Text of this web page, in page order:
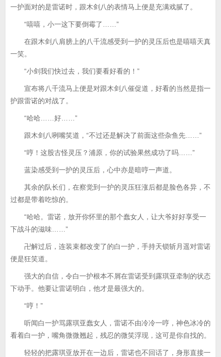
一护面对的是雷诺时，跟木剑八的表情马上便是充满戏腻了。
“嘻嘻，小一这下要倒霉了……”
在跟木剑八肩膀上的八千流感受到一护的灵压后也是嘻嘻天真
一笑。
“小剑我们快过去，我们要看好看的！”
宣布将八千流马上便是对跟木剑八催促道，好看的当然是指一
护跟雷诺的对战了。
“哈哈……好……”
跟木剑八咧嘴笑道，“不过还是解决了前面这些杂鱼先……”
“哼！这股古怪灵压？浦原，你的试验果然成功了吗……”
蓝染感受到一护的灵压后，心中亦是暗哼一声道。
其余的队长们，在察觉到一护的灵压狂涨后都是脸色各异，不
过都是带着吃惊的。
“哈哈。雷诺，放开你怀里的那个蠢女人，让大爷好好享受一
下战斗的滋味……”
卍解过后，连装束都改变了的白一护，手持天锁斩月遥对雷诺
便是狂笑道。
强大的自信，令白一护根本不屑在雷诺受到露琪亚牵制的状态
下动手。他要让雷诺明白，他才是最强大的。
“哼！”
听闻白一护骂露琪亚蠢女人，雷诺不由冷冷一哼，神色冰冷的
看着白一护，嘴角微微翘起，残忍的微笑浮现，这可是你自找的。
轻轻的把露琪亚放开在一边后，雷诺也不回话了，身形直接一